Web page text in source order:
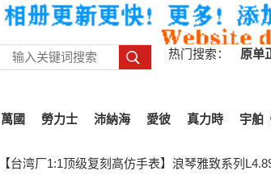
热门搜索： 原单
萬國 勞力士 沛納海 愛彼 真力時 宇舶
台湾厂1:1顶级复刻高仿手表】浪琴雅致系列